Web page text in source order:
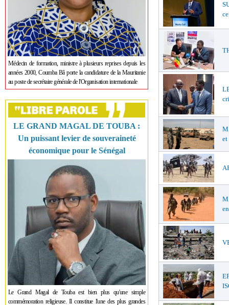
Médecin de formation, ministre à plusieurs reprises depuis les
années 2000, Coumba Bâ porte la candidature de la Mauritanie
au poste de secrétaire générale de l'Organisation internationale
LE GRAND MAGAL DE TOUBA :
Un puissant levier de souveraineté
économique pour le Sénégal
Le Grand Magal de Touba est bien plus qu'une simple
commémoration religieuse. Il constitue l'une des plus grandes
et